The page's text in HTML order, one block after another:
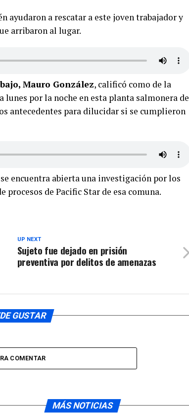
a rescatar a este joven trabajador y
arribaron al lugar.
Mauro González, calificó como de la
por la noche en esta planta salmonera de
antecedentes para dilucidar si se cumplieron
encuentra abierta una investigación por los
de Pacific Star de esa comuna.
UP NEXT
Sujeto fue dejado en prisión
preventiva por delitos de amenazas
GUSTAR
COMENTAR
MÁS NOTICIAS